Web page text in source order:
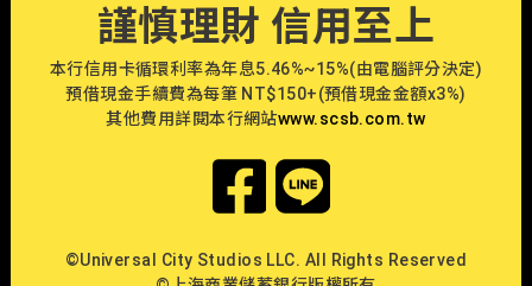
謹慎理財 信用至上
本行信用卡循環利率為年息5.46%~15%(由電腦評分決定)
預借現金手續費為每筆 NT$150+(預借現金金額x3%)
其他費用詳閱本行網站www.scsb.com.tw
©Universal City Studios LLC. All Rights Reserved